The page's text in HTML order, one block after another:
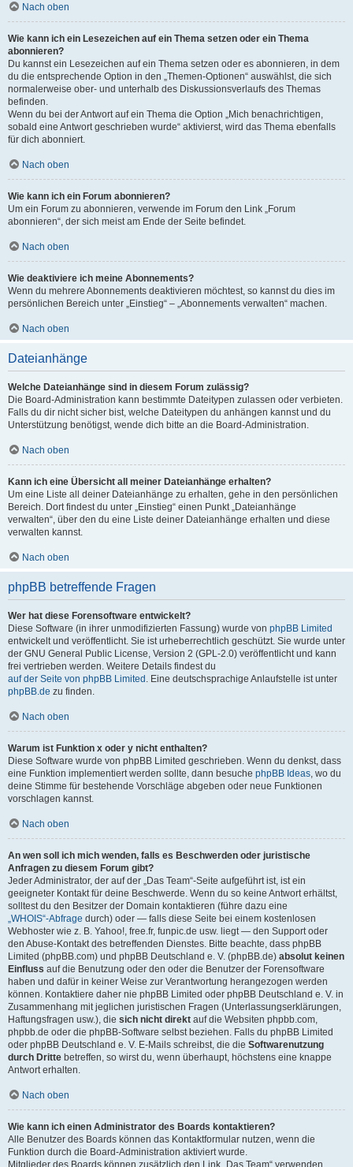
Nach oben
Wie kann ich ein Lesezeichen auf ein Thema setzen oder ein Thema
abonnieren?
Du kannst ein Lesezeichen auf ein Thema setzen oder es abonnieren, in dem
du die entsprechende Option in den „Themen-Optionen“ auswählst, die sich
normalerweise ober- und unterhalb des Diskussionsverlaufs des Themas
befinden.
Wenn du bei der Antwort auf ein Thema die Option „Mich benachrichtigen,
sobald eine Antwort geschrieben wurde“ aktivierst, wird das Thema ebenfalls
für dich abonniert.
Nach oben
Wie kann ich ein Forum abonnieren?
Um ein Forum zu abonnieren, verwende im Forum den Link „Forum
abonnieren“, der sich meist am Ende der Seite befindet.
Nach oben
Wie deaktiviere ich meine Abonnements?
Wenn du mehrere Abonnements deaktivieren möchtest, so kannst du dies im
persönlichen Bereich unter „Einstieg“ – „Abonnements verwalten“ machen.
Nach oben
Dateianhänge
Welche Dateianhänge sind in diesem Forum zulässig?
Die Board-Administration kann bestimmte Dateitypen zulassen oder verbieten.
Falls du dir nicht sicher bist, welche Dateitypen du anhängen kannst und du
Unterstützung benötigst, wende dich bitte an die Board-Administration.
Nach oben
Kann ich eine Übersicht all meiner Dateianhänge erhalten?
Um eine Liste all deiner Dateianhänge zu erhalten, gehe in den persönlichen
Bereich. Dort findest du unter „Einstieg“ einen Punkt „Dateianhänge
verwalten“, über den du eine Liste deiner Dateianhänge erhalten und diese
verwalten kannst.
Nach oben
phpBB betreffende Fragen
Wer hat diese Forensoftware entwickelt?
Diese Software (in ihrer unmodifizierten Fassung) wurde von phpBB Limited
entwickelt und veröffentlicht. Sie ist urheberrechtlich geschützt. Sie wurde unter
der GNU General Public License, Version 2 (GPL-2.0) veröffentlicht und kann
frei vertrieben werden. Weitere Details findest du
auf der Seite von phpBB Limited . Eine deutschsprachige Anlaufstelle ist unter
phpBB.de zu finden.
Nach oben
Warum ist Funktion x oder y nicht enthalten?
Diese Software wurde von phpBB Limited geschrieben. Wenn du denkst, dass
eine Funktion implementiert werden sollte, dann besuche phpBB Ideas, wo du
deine Stimme für bestehende Vorschläge abgeben oder neue Funktionen
vorschlagen kannst.
Nach oben
An wen soll ich mich wenden, falls es Beschwerden oder juristische
Anfragen zu diesem Forum gibt?
Jeder Administrator, der auf der „Das Team“-Seite aufgeführt ist, ist ein
geeigneter Kontakt für deine Beschwerde. Wenn du so keine Antwort erhältst,
solltest du den Besitzer der Domain kontaktieren (führe dazu eine
„WHOIS“-Abfrage durch) oder — falls diese Seite bei einem kostenlosen
Webhoster wie z. B. Yahoo!, free.fr, funpic.de usw. liegt — den Support oder
den Abuse-Kontakt des betreffenden Dienstes. Bitte beachte, dass phpBB
Limited (phpBB.com) und phpBB Deutschland e. V. (phpBB.de) absolut keinen
Einfluss auf die Benutzung oder den oder die Benutzer der Forensoftware
haben und dafür in keiner Weise zur Verantwortung herangezogen werden
können. Kontaktiere daher nie phpBB Limited oder phpBB Deutschland e. V. in
Zusammenhang mit jeglichen juristischen Fragen (Unterlassungserklärungen,
Haftungsfragen usw.), die sich nicht direkt auf die Websiten phpbb.com,
phpbb.de oder die phpBB-Software selbst beziehen. Falls du phpBB Limited
oder phpBB Deutschland e. V. E-Mails schreibst, die die Softwarenutzung
durch Dritte betreffen, so wirst du, wenn überhaupt, höchstens eine knappe
Antwort erhalten.
Nach oben
Wie kann ich einen Administrator des Boards kontaktieren?
Alle Benutzer des Boards können das Kontaktformular nutzen, wenn die
Funktion durch die Board-Administration aktiviert wurde.
Mitglieder des Boards können zusätzlich den Link „Das Team“ verwenden.